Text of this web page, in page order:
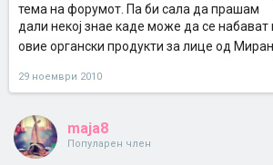
тема на форумот. Па би сала да прашам
дали некој знае каде може да се набават
овие органски продукти за лице од
29 ноември 2010
maja8
Популарен член